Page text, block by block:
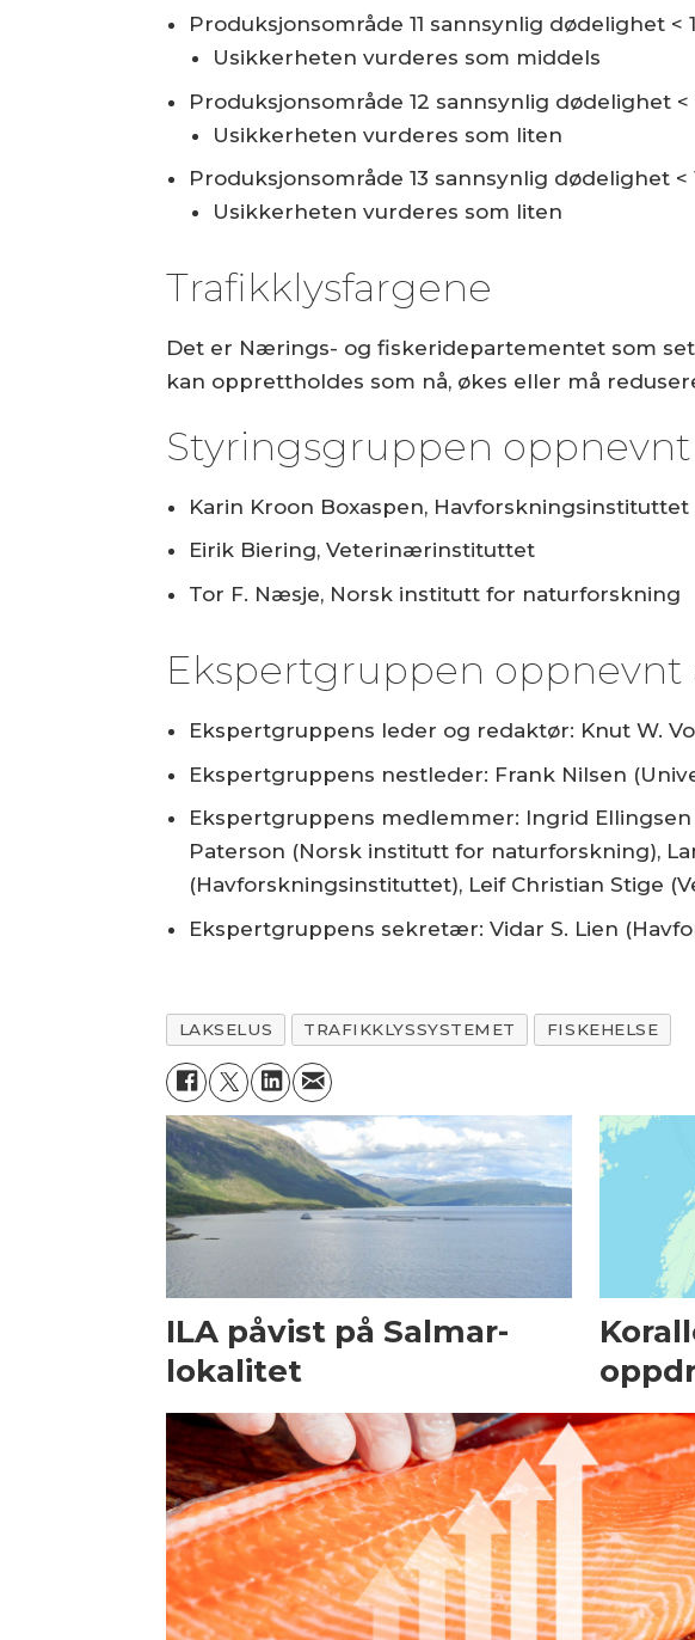
Produksjonsområde 11 sannsynlig dødelighet <
Usikkerheten vurderes som middels
Produksjonsområde 12 sannsynlig dødelighet <
Usikkerheten vurderes som liten
Produksjonsområde 13 sannsynlig dødelighet <
Usikkerheten vurderes som liten
Trafikklysfargene
Det er Nærings- og fiskeridepartementet som
kan opprettholdes som nå, økes eller må
Styringsgruppen oppnevnt
Karin Kroon Boxaspen, Havforskningsinstituttet
Eirik Biering, Veterinærinstituttet
Tor F. Næsje, Norsk institutt for naturforskning
Ekspertgruppen oppnevnt
Ekspertgruppens leder og redaktør: Knut W.
Ekspertgruppens nestleder: Frank Nilsen
Ekspertgruppens medlemmer: Ingrid Ellingsen
Paterson (Norsk institutt for naturforskning),
(Havforskningsinstituttet), Leif Christian Stige
Ekspertgruppens sekretær: Vidar S. Lien
LAKSELUS TRAFIKKLYSSYSTEMET FISKEHELSE
ILA påvist på Salmar-
lokalitet